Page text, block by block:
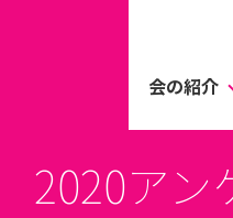
会の紹介
2020ア